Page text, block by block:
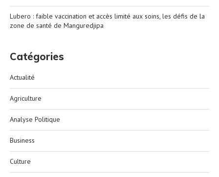
Lubero : faible vaccination et accès limité aux soins, les défis de la
zone de santé de Manguredjipa
Catégories
Actualité
Agriculture
Analyse Politique
Business
Culture